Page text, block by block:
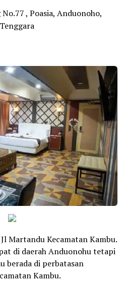
, Poasia, Anduonoho,
Martandu Kecamatan Kambu.
di daerah Anduonohu tetapi
berada di perbatasan
Kambu.